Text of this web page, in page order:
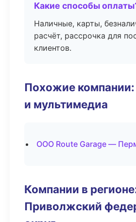
Какие способы
Наличные, карты,
расчёт, рассрочка для
клиентов.
Похожие компании:
и мультимедиа
ООО Route Garage —
Компании в
Приволжский